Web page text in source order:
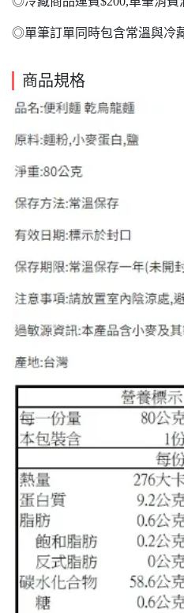
◎單筆訂單同時包含常溫與冷
商品規格